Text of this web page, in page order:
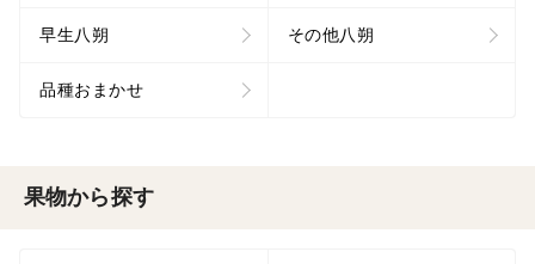
早生八朔 その他八朔
品種おまかせ
果物から探す